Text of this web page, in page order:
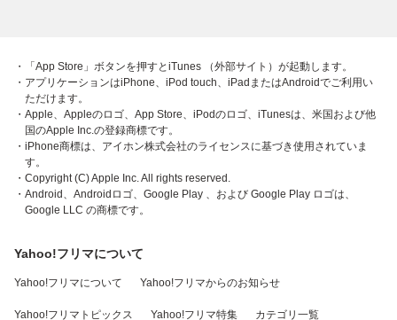
・「App Store」ボタンを押すとiTunes （外部サイト）が起動します。
・アプリケーションはiPhone、iPod touch、iPadまたはAndroidでご利用い
ただけます。
・Apple、Appleのロゴ、App Store、iPodのロゴ、iTunesは、米国および他
国のApple Inc.の登録商標です。
・iPhone商標は、アイホン株式会社のライセンスに基づき使用されていま
す。
・Copyright (C) Apple Inc. All rights reserved.
・Android、Androidロゴ、Google Play 、および Google Play ロゴは、
Google LLC の商標です。
Yahoo!フリマについて
Yahoo!フリマについて Yahoo!フリマからのお知らせ
Yahoo!フリマトピックス Yahoo!フリマ特集 カテゴリ一覧